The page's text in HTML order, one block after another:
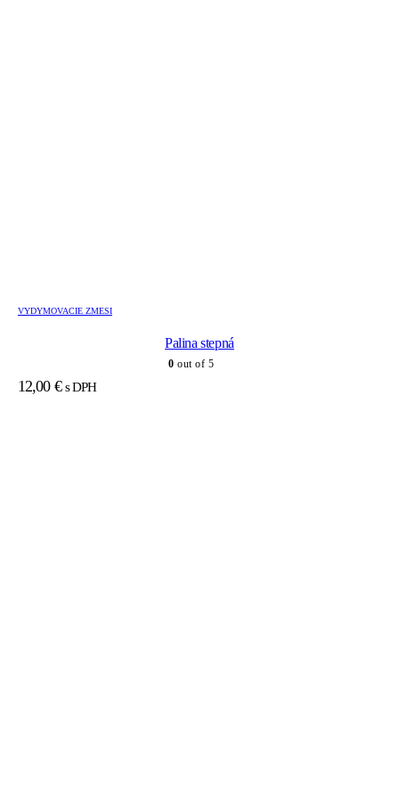
VYDYMOVACIE ZMESI
Palina stepná
0 out of 5
12,00 € s DPH